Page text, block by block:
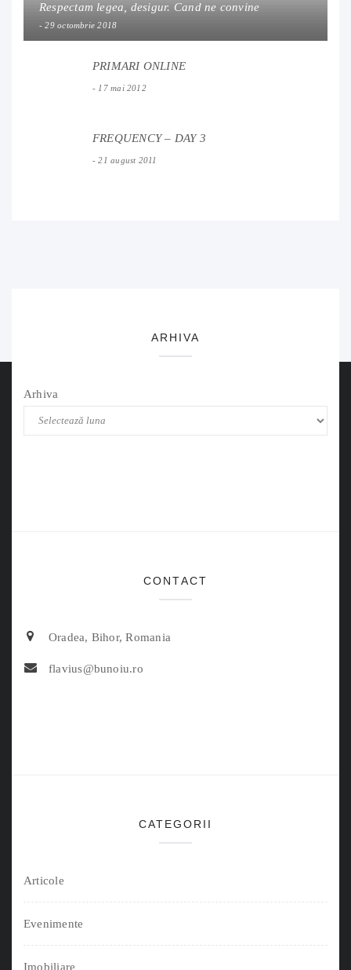
Respectam legea, desigur. Cand ne convine
29 octombrie 2018
PRIMARI ONLINE
17 mai 2012
FREQUENCY – DAY 3
21 august 2011
ARHIVA
Arhiva
CONTACT
Oradea, Bihor, Romania
flavius@bunoiu.ro
CATEGORII
Articole
Evenimente
Imobiliare